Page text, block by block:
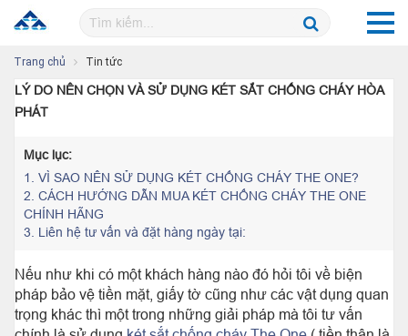
Trang chủ Tin tức
LÝ DO NÊN CHỌN VÀ SỬ DỤNG KÉT SẮT CHỐNG CHÁY HÒA
PHÁT
Mục lục:
1.
VÌ SAO NÊN SỬ DỤNG KÉT CHỐNG CHÁY THE ONE?
2. CÁCH HƯỚNG DẪN MUA KÉT CHỐNG CHÁY THE ONE
CHÍNH HÃNG
3.
Liên hệ tư vấn và đặt hàng ngày tại:
Nếu như khi có một khách hàng nào đó hỏi tôi về biện
pháp bảo vệ tiền mặt, giấy tờ cũng như các vật dụng quan
trọng khác thì một trong những giải pháp mà tôi tư vấn